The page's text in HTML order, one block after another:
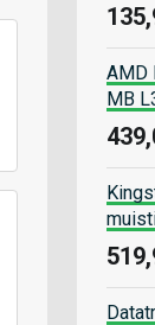
AMD
MB